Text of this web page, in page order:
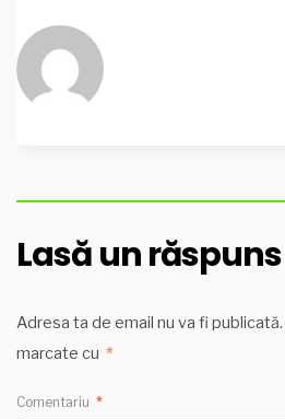
Lasă un răspuns
Adresa ta de email nu va fi publicată.
marcate cu *
Comentariu *